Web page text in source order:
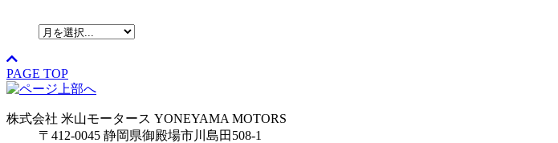
PAGE TOP
株式会社 米山モータース YONEYAMA MOTORS
〒412-0045 静岡県御殿場市川島田508-1